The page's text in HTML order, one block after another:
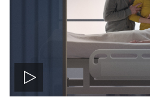
Odtwórz